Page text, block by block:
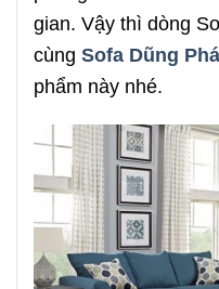
gian. Vậy thì dòng
cùng Sofa Dũng
phẩm này nhé.